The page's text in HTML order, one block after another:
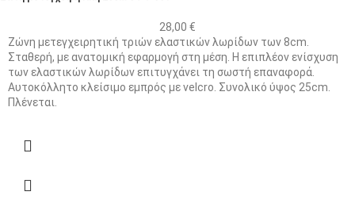
28,00 €
Ζώνη μετεγχειρητική τριών ελαστικών λωρίδων των 8cm.
Σταθερή, με ανατομική εφαρμογή στη μέση. Η επιπλέον ενίσχυση
των ελαστικών λωρίδων επιτυγχάνει τη σωστή επαναφορά.
Αυτοκόλλητο κλείσιμο εμπρός με velcro. Συνολικό ύψος 25cm.
Πλένεται.